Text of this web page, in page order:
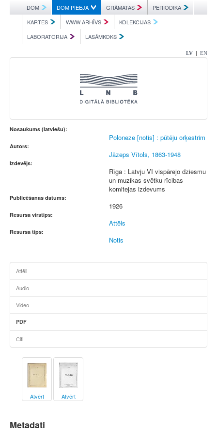
DOM DOM PIEEJA GRĀMATAS
PERIODIKA
KARTES
WWW ARHĪVS
KOLEKCIJAS
LABORATORIJA
LASĀMKOKS
LV | EN
Nosaukums (latviešu):
Poloneze [notis] : pūtēju orķestrim
Autors:
Jāzeps Vītols, 1863-1948
Izdevējs:
Rīga : Latvju VI vispārejo dziesmu
un muzikas svētku rīcibas
komitejas izdevums
Publicēšanas datums:
1926
Resursa virstips:
Attēls
Resursa tips:
Notis
Attēli
Audio
Video
PDF
Citi
Atvērt Atvērt
Metadati